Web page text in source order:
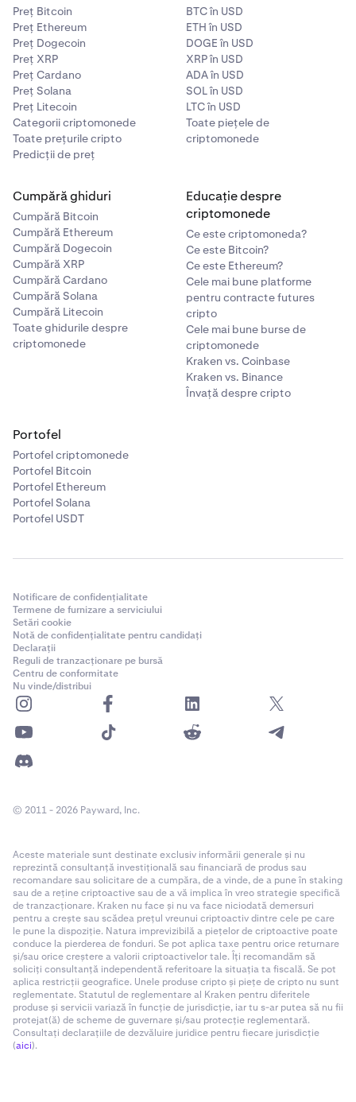
Preț Bitcoin
Preț Ethereum
Preț Dogecoin
Preț XRP
Preț Cardano
Preț Solana
Preț Litecoin
Categorii criptomonede
Toate prețurile cripto
Predicții de preț
BTC în USD
ETH în USD
DOGE în USD
XRP în USD
ADA în USD
SOL în USD
LTC în USD
Toate piețele de
criptomonede
Cumpără ghiduri
Cumpără Bitcoin
Cumpără Ethereum
Cumpără Dogecoin
Cumpără XRP
Cumpără Cardano
Cumpără Solana
Cumpără Litecoin
Toate ghidurile despre
criptomonede
Educație despre
criptomonede
Ce este criptomoneda?
Ce este Bitcoin?
Ce este Ethereum?
Cele mai bune platforme
pentru contracte futures
cripto
Cele mai bune burse de
criptomonede
Kraken vs. Coinbase
Kraken vs. Binance
Învață despre cripto
Portofel
Portofel criptomonede
Portofel Bitcoin
Portofel Ethereum
Portofel Solana
Portofel USDT
Notificare de confidențialitate
Termene de furnizare a serviciului
Setări cookie
Notă de confidențialitate pentru candidați
Declarații
Reguli de tranzacționare pe bursă
Centru de conformitate
Nu vinde/distribui
© 2011 - 2026 Payward, Inc.
Aceste materiale sunt destinate exclusiv informării generale și nu
reprezintă consultanță investițională sau financiară de produs sau
recomandare sau solicitare de a cumpăra, de a vinde, de a pune în staking
sau de a reține criptoactive sau de a vă implica în vreo strategie specifică
de tranzacționare. Kraken nu face și nu va face niciodată demersuri
pentru a crește sau scădea prețul vreunui criptoactiv dintre cele pe care
le pune la dispoziție. Natura imprevizibilă a piețelor de criptoactive poate
conduce la pierderea de fonduri. Se pot aplica taxe pentru orice returnare
și/sau orice creștere a valorii criptoactivelor tale. Îți recomandăm să
soliciți consultanță independentă referitoare la situația ta fiscală. Se pot
aplica restricții geografice. Unele produse cripto și piețe de cripto nu sunt
reglementate. Statutul de reglementare al Kraken pentru diferitele
produse și servicii variază în funcție de jurisdicție, iar tu s-ar putea să nu fii
protejat(ă) de scheme de guvernare și/sau protecție reglementară.
Consultați declarațiile de dezvăluire juridice pentru fiecare jurisdicție
(aici).